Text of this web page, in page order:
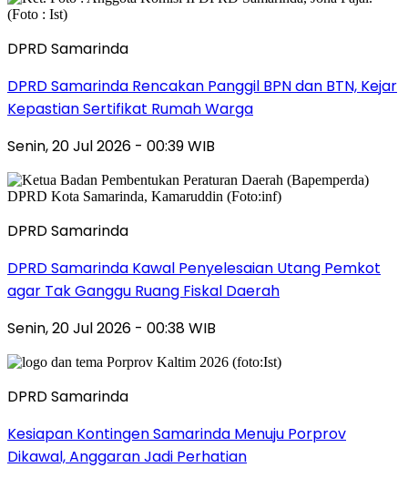
DPRD Samarinda
DPRD Samarinda Rencakan Panggil BPN dan BTN, Kejar
Kepastian Sertifikat Rumah Warga
Senin, 20 Jul 2026 - 00:39 WIB
DPRD Samarinda
DPRD Samarinda Kawal Penyelesaian Utang Pemkot
agar Tak Ganggu Ruang Fiskal Daerah
Senin, 20 Jul 2026 - 00:38 WIB
DPRD Samarinda
Kesiapan Kontingen Samarinda Menuju Porprov
Dikawal, Anggaran Jadi Perhatian